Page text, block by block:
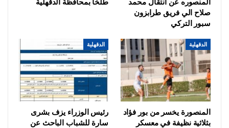
المنصوره عن انتقال محمد
صلاح الي فريق طرابزون
سبور التركي
طلخا بمحافظة الدقهلية
الدقهلية
المنصورة يخسر من بور فؤاد
بثلاثية نظيفة في معسكر
الدقهلية
رئيس الوزراء يزف بشرى
سارة للشباب الباحث عن